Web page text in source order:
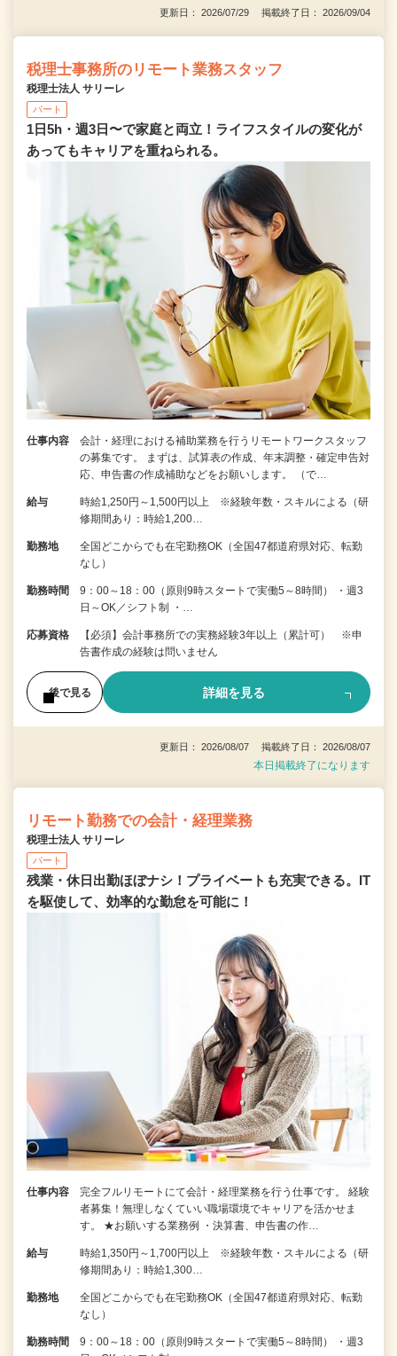
更新日： 2026/07/29 掲載終了日： 2026/09/04
税理士事務所のリモート業務スタッフ
税理士法人 サリーレ
パート
1日5h・週3日〜で家庭と両立！ライフスタイルの変化が
あってもキャリアを重ねられる。
仕事内容
会計・経理における補助業務を行うリモートワークスタッフ
の募集です。 まずは、試算表の作成、年末調整・確定申告対
応、申告書の作成補助などをお願いします。 （で…
給与
時給1,250円～1,500円以上 ※経験年数・スキルによる（研
修期間あり：時給1,200…
勤務地
全国どこからでも在宅勤務OK（全国47都道府県対応、転勤
なし）
勤務時間
9：00～18：00（原則9時スタートで実働5～8時間） ・週3
日～OK／シフト制 ・…
応募資格
【必須】会計事務所での実務経験3年以上（累計可） ※申
告書作成の経験は問いません
後で見る 詳細を見る
更新日： 2026/08/07 掲載終了日： 2026/08/07
本日掲載終了になります
リモート勤務での会計・経理業務
税理士法人 サリーレ
パート
残業・休日出勤ほぼナシ！プライベートも充実できる。IT
を駆使して、効率的な勤怠を可能に！
仕事内容
完全フルリモートにて会計・経理業務を行う仕事です。 経験
者募集！無理しなくていい職場環境でキャリアを活かせま
す。 ★お願いする業務例 ・決算書、申告書の作…
給与
時給1,350円～1,700円以上 ※経験年数・スキルによる（研
修期間あり：時給1,300…
勤務地
全国どこからでも在宅勤務OK（全国47都道府県対応、転勤
なし）
勤務時間
9：00～18：00（原則9時スタートで実働5～8時間） ・週3